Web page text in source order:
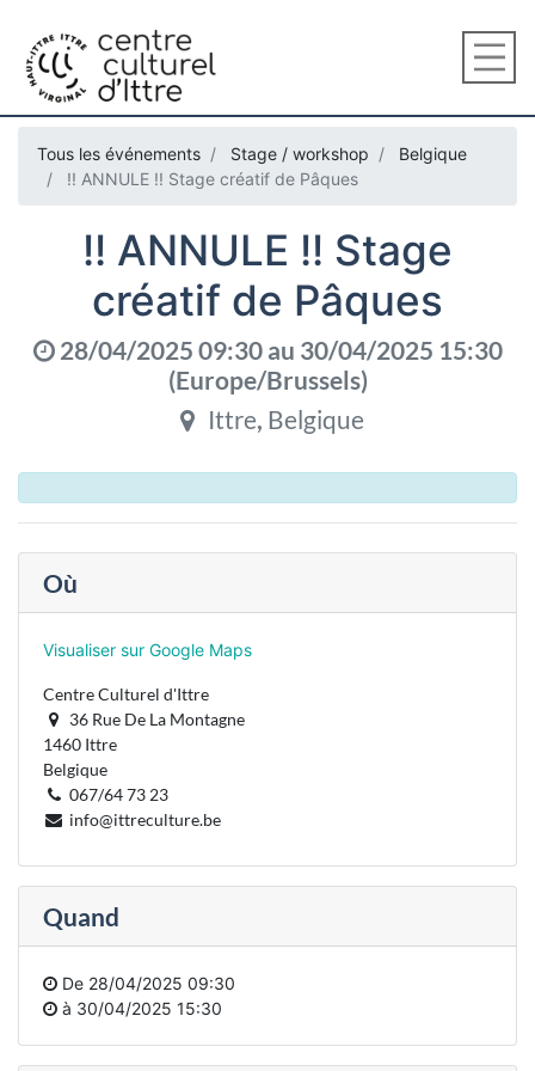
Tous les événements Stage / workshop
Belgique
!! ANNULE !! Stage créatif de Pâques
!! ANNULE !! Stage
créatif de Pâques
28/04/2025 09:30au 30/04/2025 15:30
(Europe/Brussels)
Ittre, Belgique
Où
Visualiser sur Google Maps
Centre Culturel d'Ittre
36 Rue De La Montagne
1460 Ittre
Belgique
067/64 73 23
info@ittreculture.be
Quand
De 28/04/2025 09:30
à 30/04/2025 15:30